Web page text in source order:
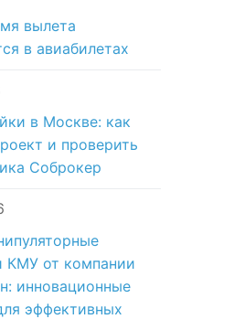
вылета
в авиабилетах
в Москве: как
и проверить
Соброкер
КМУ от компании
инновационные
эффективных